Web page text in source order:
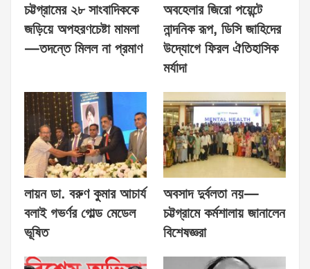
চট্টগ্রামের ২৮ সাংবাদিককে
জড়িয়ে অপহরণচেষ্টা মামলা
—তদন্তে মিলল না প্রমাণ
অবহেলার জিরো পয়েন্টে
নান্দনিক রূপ, ডিসি জাহিদের
উদ্যোগে ফিরল ঐতিহাসিক
মর্যাদা
লায়ন ডা. বরুণ কুমার আচার্য
বলাই গভর্ণর গোল্ড মেডেল
ভূষিত
অবসাদ দুর্বলতা নয়—
চট্টগ্রামে কর্মশালায় জানালেন
বিশেষজ্ঞরা